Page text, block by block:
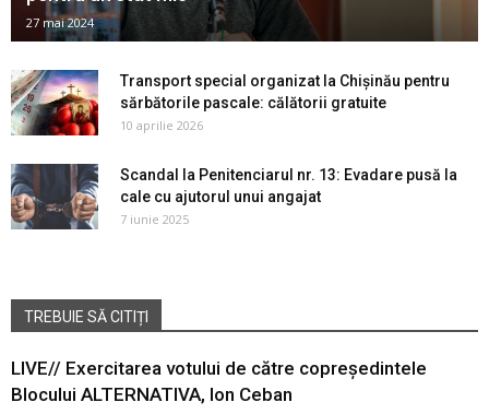
27 mai 2024
Transport special organizat la Chișinău pentru
sărbătorile pascale: călătorii gratuite
10 aprilie 2026
Scandal la Penitenciarul nr. 13: Evadare pusă la
cale cu ajutorul unui angajat
7 iunie 2025
TREBUIE SĂ CITIȚI
LIVE// Exercitarea votului de către copreședintele
Blocului ALTERNATIVA, Ion Ceban